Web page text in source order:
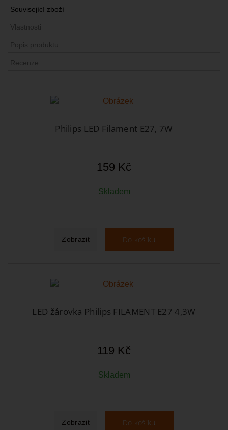
Související zboží
Vlastnosti
Popis produktu
Recenze
Philips LED Filament E27, 7W
159 Kč
Skladem
Zobrazit Do košíku
LED žárovka Philips FILAMENT E27 4,3W
119 Kč
Skladem
Zobrazit Do košíku